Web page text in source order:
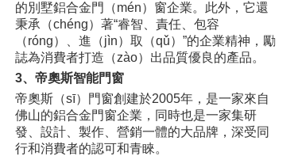
的別墅鋁合金門（mén）窗企業。此外，它還
秉承（chéng）著“睿智、責任、包容
（róng）、進（jìn）取（qǔ）”的企業精神，勵
誌為消費者打造（zào）出品質優良的產品。
3、帝奧斯智能門窗
帝奧斯（sī）門窗創建於2005年，是一家來自
佛山的鋁合金門窗企業，同時也是一家集研
發、設計、製作、營銷一體的大品牌，深受同
行和消費者的認可和青睞。